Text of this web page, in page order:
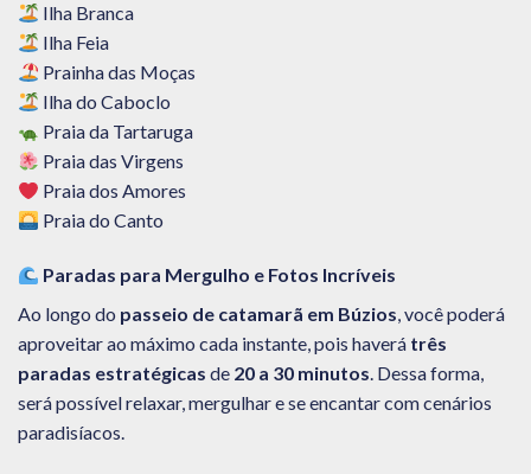
Ilha Branca
Ilha Feia
Prainha das Moças
Ilha do Caboclo
Praia da Tartaruga
Praia das Virgens
Praia dos Amores
Praia do Canto
Paradas para Mergulho e Fotos Incríveis
Ao longo do passeio de catamarã em Búzios, você poderá
aproveitar ao máximo cada instante, pois haverá três
paradas estratégicas de 20 a 30 minutos. Dessa forma,
será possível relaxar, mergulhar e se encantar com cenários
paradisíacos.